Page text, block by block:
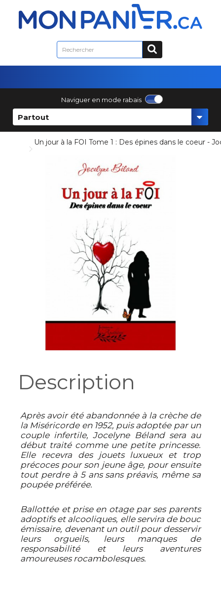
Naviguer en mode rabais
Partout
Un jour à la FOI Tome 1 : Des épines dans le coeur -
Description
Après avoir été abandonnée à la crèche de
la Miséricorde en 1952, puis adoptée par un
couple infertile, Jocelyne Béland sera au
début traité comme une petite princesse.
Elle recevra des jouets luxueux et trop
précoces pour son jeune âge, pour ensuite
tout perdre à 5 ans sans préavis, même sa
poupée préférée.
Ballottée et prise en otage par ses parents
adoptifs et alcooliques, elle servira de bouc
émissaire, devenant un outil pour desservir
leurs orgueils, leurs manques de
responsabilité et leurs aventures
amoureuses rocambolesques.